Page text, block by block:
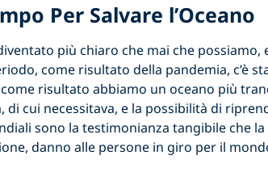
Per Salvare l’Oceano
più chiaro che mai che
come risultato della pandemia, c’è
risultato abbiamo un oceano più
di cui necessitava, e la possibilità di
sono la testimonianza tangibile che
danno alle persone in giro per il